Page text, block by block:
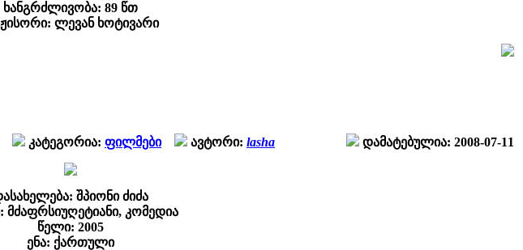
ხანგრძლივობა: 89 წთ
ლევან ხოტივარი
კატეგორია: ფილმები ავტორი: lasha დამატებულია: 2008-07-11
შპიონი ძიძა
მძაფრსიუღეტიანი, კომედია
წელი: 2005
ენა: ქართული